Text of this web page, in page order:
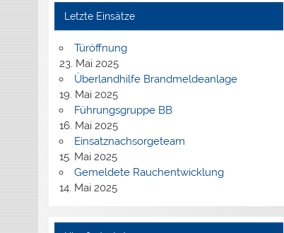
Letzte Einsätze
Türöffnung
23. Mai 2025
Überlandhilfe Brandmeldeanlage
19. Mai 2025
Führungsgruppe BB
16. Mai 2025
Einsatznachsorgeteam
15. Mai 2025
Gemeldete Rauchentwicklung
14. Mai 2025